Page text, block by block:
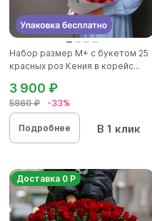
Набор размер М+ с букетом 25
красных роз Кения в корейс...
5860 ₽ -33%
3 900 ₽
Подробнее В 1 клик
Доставка 0 Р